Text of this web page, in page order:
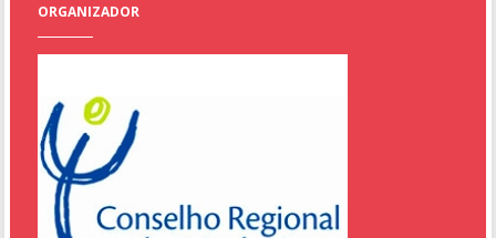
ORGANIZADOR